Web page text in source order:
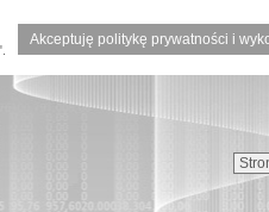
Akceptuję politykę prywatności i